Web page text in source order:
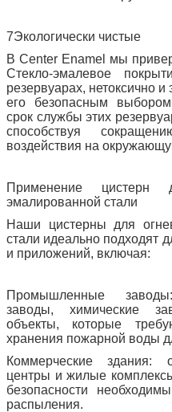
7Экологически чистые
В Center Enamel мы
Стекло-эмалевое
резервуарах, нетоксично и
его безопасным
срок службы этих
способствуя
воздействия на
Применение
эмалированной стали
Наши цистерны для
стали идеально подходят
и приложений, включая:
Промышленные
заводы, химические
объекты, которые
хранения пожарной воды
Коммерческие здания:
центры и жилые
безопасности
распыления.